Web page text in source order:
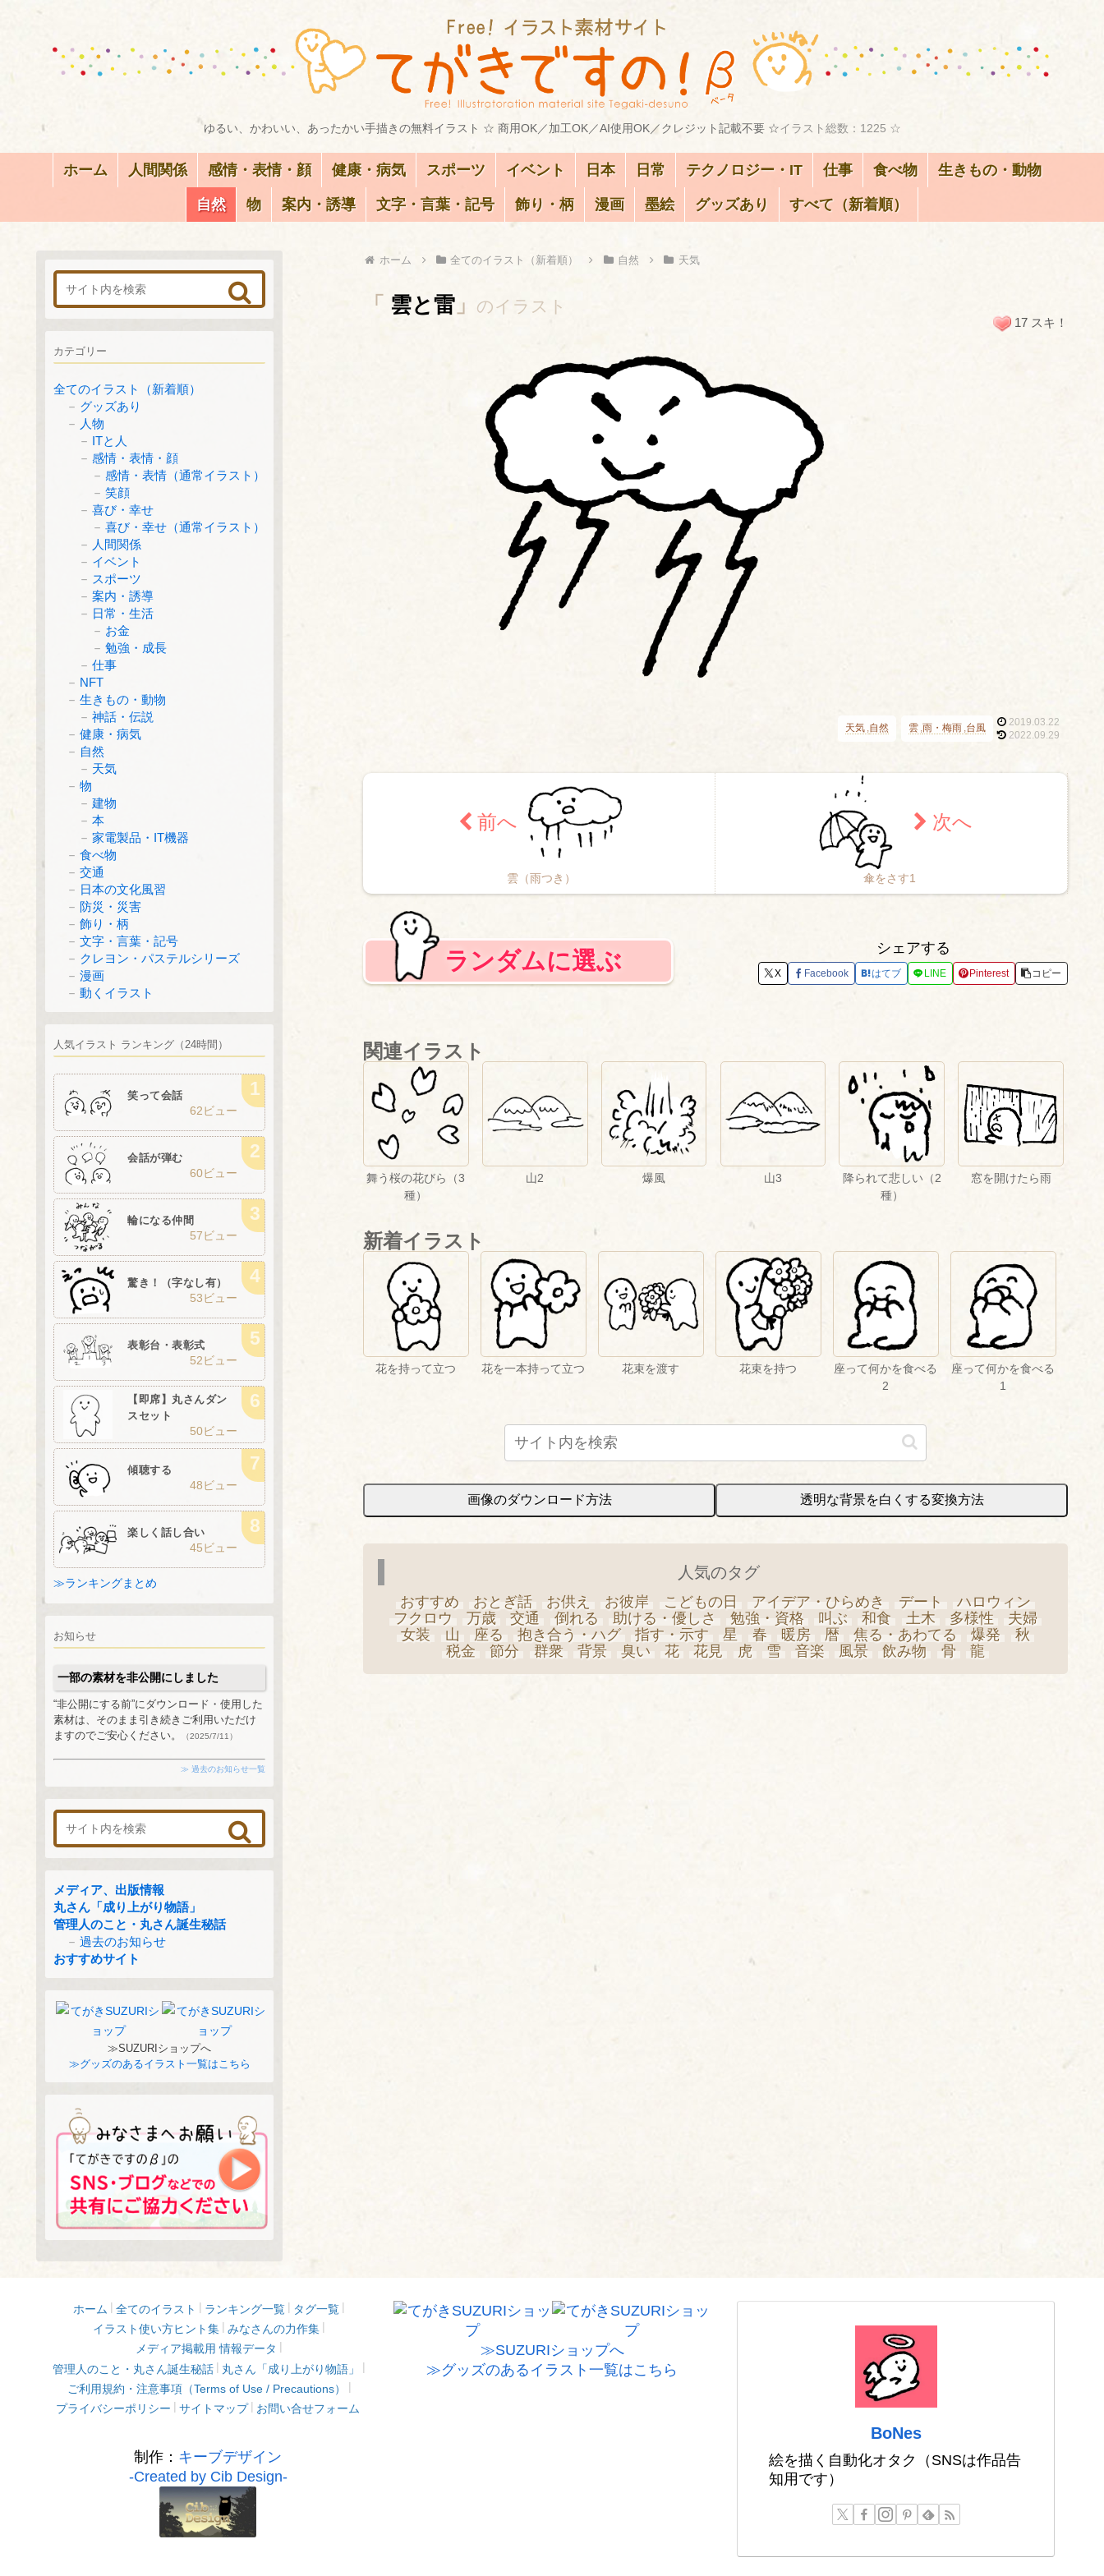
ゆるい、かわいい、あったかい手描きの無料イラスト ☆ 商用OK／加工OK／AI使用OK／クレジット記載不要 ☆イラスト総数：1225 ☆
ホーム 人間関係 感情・表情・顔 健康・病気 スポーツ イベント 日本 日常 テクノロジー・IT 仕事 食べ物 生きもの・動物
自然 物 案内・誘導 文字・言葉・記号 飾り・柄 漫画 墨絵 グッズあり すべて（新着順）
ホーム 全てのイラスト（新着順） 自然 天気
「 雲と雷 」 のイラスト
天気 自然 雲 雨・梅雨 台風
2019.03.22
2022.09.29
17 スキ！
雲（雨つき） 傘をさす1
ランダムに選ぶ シェアする
X Facebook はてブ LINE Pinterest コピー
関連イラスト
舞う桜の花びら（3
種）
山2 爆風 山3
降られて悲しい（2
種）
窓を開けたら雨
新着イラスト
花を持って立つ 花を一本持って立つ 花束を渡す 花束を持つ
座って何かを食べる
2
座って何かを食べる
1
画像のダウンロード方法 透明な背景を白くする変換方法
人気のタグ
おすすめ おとぎ話 お供え お彼岸 こどもの日 アイデア・ひらめき デート
ハロウィン
フクロウ
万歳 交通 倒れる 助ける・優しさ 勉強・資格 叫ぶ 和食 土木 多様性
夫婦
女装
山 座る 抱き合う・ハグ 指す・示す 星 春 暖房 暦 焦る・あわてる 爆発
秋
税金
節分 群衆 背景 臭い 花 花見 虎 雪 音楽 風景 飲み物 骨 龍
カテゴリー
全てのイラスト（新着順）
グッズあり
人物
ITと人
感情・表情・顔
感情・表情（通常イラスト）
笑顔
喜び・幸せ
喜び・幸せ（通常イラスト）
人間関係
イベント
スポーツ
案内・誘導
日常・生活
お金
勉強・成長
仕事
NFT
生きもの・動物
神話・伝説
健康・病気
自然
天気
物
建物
本
家電製品・IT機器
食べ物
交通
日本の文化風習
防災・災害
飾り・柄
文字・言葉・記号
クレヨン・パステルシリーズ
漫画
動くイラスト
人気イラスト ランキング（24時間）
笑って会話
62ビュー
会話が弾む
60ビュー
輪になる仲間
57ビュー
驚き！（字なし有）
53ビュー
表彰台・表彰式
52ビュー
【即席】丸さんダン
スセット
50ビュー
傾聴する
48ビュー
楽しく話し合い
45ビュー
≫ランキングまとめ
お知らせ
一部の素材を非公開にしました
“非公開にする前”にダウンロード・使用した
素材は、そのまま引き続きご利用いただけ
ますのでご安心ください。
（2025/7/11）
≫ 過去のお知らせ一覧
メディア、出版情報
丸さん「成り上がり物語」
管理人のこと・丸さん誕生秘話
過去のお知らせ
おすすめサイト
≫SUZURIショップへ
≫グッズのあるイラスト一覧はこちら
ホーム 全てのイラスト ランキング一覧
タグ一覧
イラスト使い方ヒント集
みなさんの力作集
メディア掲載用 情報データ
管理人のこと・丸さん誕生秘話
丸さん「成り上がり物語」
ご利用規約・注意事項（Terms of Use / Precautions）
プライバシーポリシー
サイトマップ お問い合せフォーム
制作： キーブデザイン
-Created by Cib Design-
≫SUZURIショップへ
≫グッズのあるイラスト一覧はこちら
BoNes
絵を描く自動化オタク（SNSは作品告
知用です）